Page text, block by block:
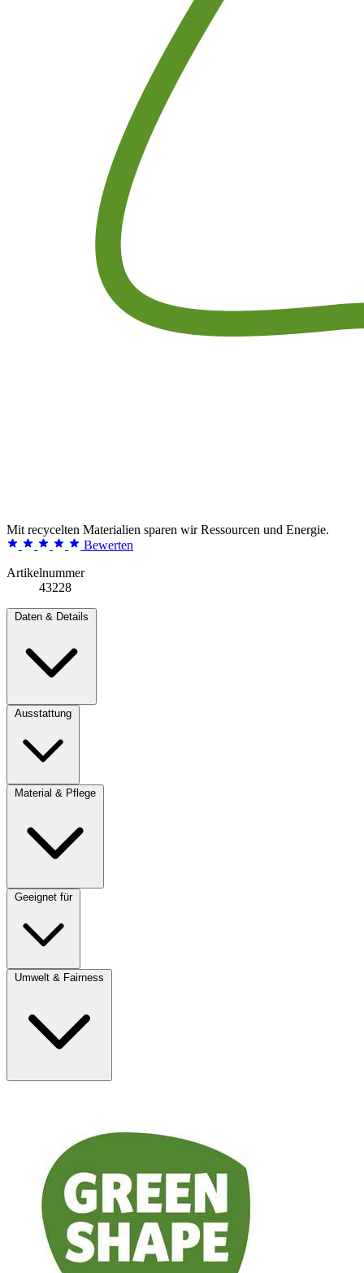
Mit recycelten Materialien sparen wir Ressourcen und Energie.
Bewerten
Artikelnummer
43228
Daten & Details
Ausstattung
Material & Pflege
Geeignet für
Umwelt & Fairness